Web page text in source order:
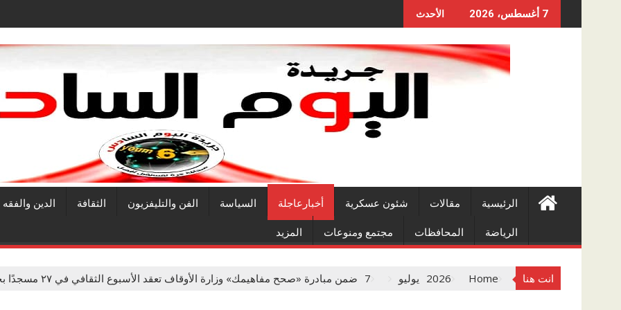
to
7 أغسطس، 2026 الأحدث
الرئيسية مقالات شئون عسكرية أخبارعاجلة السياسة الفن والتليفزيون الثقافة الدين والفقه
الرياضة المحافظات مجتمع ومنوعات المزيد
انت هنا Home
2026 يوليو 7 ضمن مبادرة «صحح مفاهيمك» وزارة الأوقاف تعقد الأسبوع الثقافي في ٢٧ مسجدًا بجميع المديريات